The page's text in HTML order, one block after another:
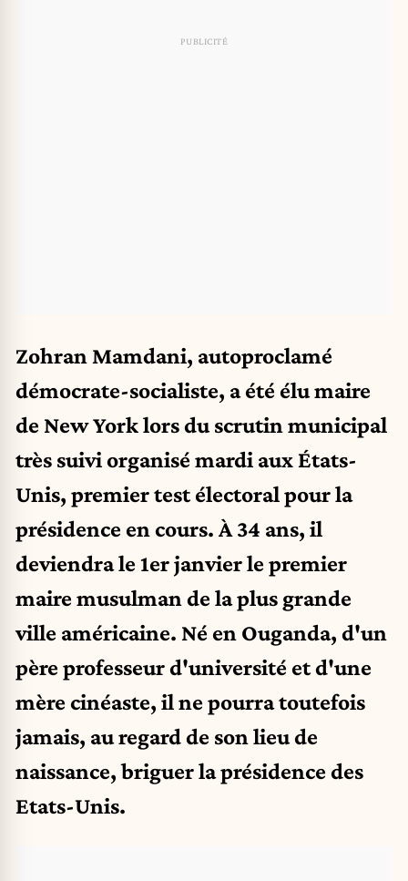
Zohran Mamdani, autoproclamé
démocrate-socialiste, a été élu maire
de New York lors du scrutin municipal
très suivi organisé mardi aux États-
Unis, premier test électoral pour la
présidence en cours. À 34 ans, il
deviendra le 1er janvier le premier
maire musulman de la plus grande
ville américaine. Né en Ouganda, d'un
père professeur d'université et d'une
mère cinéaste, il ne pourra toutefois
jamais, au regard de son lieu de
naissance, briguer la présidence des
Etats-Unis.